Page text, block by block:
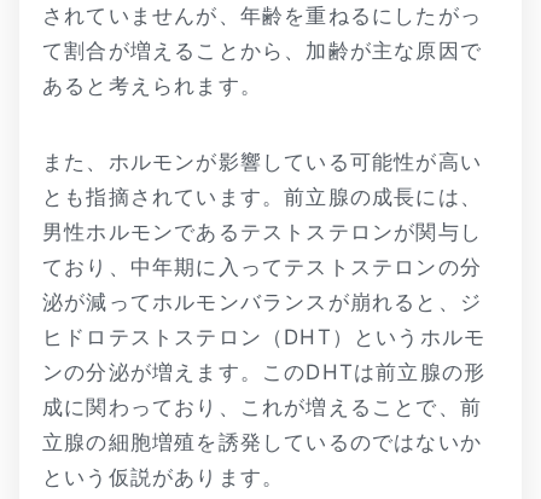
されていませんが、年齢を重ねるにしたがっ
て割合が増えることから、加齢が主な原因で
あると考えられます。
また、ホルモンが影響している可能性が高い
とも指摘されています。前立腺の成長には、
男性ホルモンであるテストステロンが関与し
ており、中年期に入ってテストステロンの分
泌が減ってホルモンバランスが崩れると、ジ
ヒドロテストステロン（DHT）というホルモ
ンの分泌が増えます。このDHTは前立腺の形
成に関わっており、これが増えることで、前
立腺の細胞増殖を誘発しているのではないか
という仮説があります。